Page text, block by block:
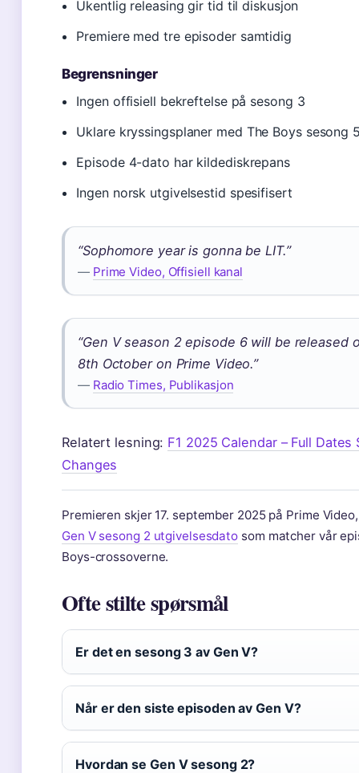
Ukentlig releasing gir tid til diskusjon
Premiere med tre episoder samtidig
Begrensninger
Ingen offisiell bekreftelse på sesong 3
Uklare kryssingsplaner med The Boys sesong
Episode 4-dato har kildediskrepans
Ingen norsk utgivelsestid spesifisert
“Sophomore year is gonna be LIT.”
— Prime Video, Offisiell kanal
“Gen V season 2 episode 6 will be released
8th October on Prime Video.”
— Radio Times, Publikasjon
Relatert lesning: F1 2025 Calendar – Full Dates
Changes
Premieren skjer 17. september 2025 på Prime
Gen V sesong 2 utgivelsesdato som matcher vår
Boys-crossoverne.
Ofte stilte spørsmål
Er det en sesong 3 av Gen V?
Når er den siste episoden av Gen V?
Hvordan se Gen V sesong 2?